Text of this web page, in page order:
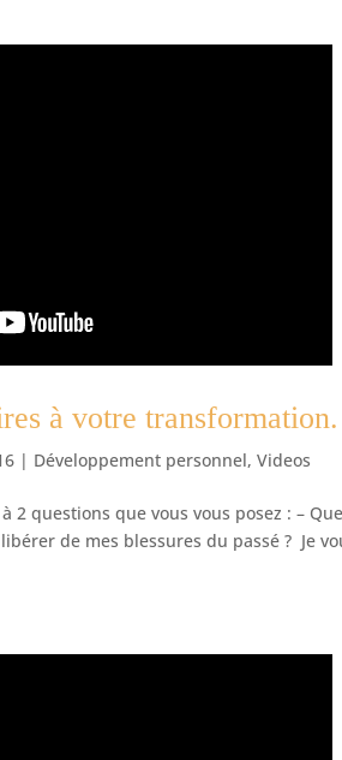
à votre transformation.
| Développement personnel,Videos
2 questions que vous vous posez : –
de mes blessures du passé ? Je